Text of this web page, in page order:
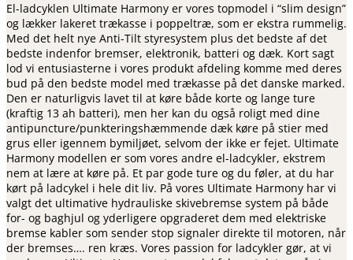
El-ladcyklen Ultimate Harmony er vores topmodel i “slim design”
og lækker lakeret trækasse i poppeltræ, som er ekstra rummelig.
Med det helt nye Anti-Tilt styresystem plus det bedste af det
bedste indenfor bremser, elektronik, batteri og dæk. Kort sagt
lod vi entusiasterne i vores produkt afdeling komme med deres
bud på den bedste model med trækasse på det danske marked.
Den er naturligvis lavet til at køre både korte og lange ture
(kraftig 13 ah batteri), men her kan du også roligt med dine
antipuncture/punkteringshæmmende dæk køre på stier med
grus eller igennem bymiljøet, selvom der ikke er fejet. Ultimate
Harmony modellen er som vores andre el-ladcykler, ekstrem
nem at lære at køre på. Et par gode ture og du føler, at du har
kørt på ladcykel i hele dit liv. På vores Ultimate Harmony har vi
valgt det ultimative hydrauliske skivebremse system på både
for- og baghjul og yderligere opgraderet dem med elektriske
bremse kabler som sender stop signaler direkte til motoren, når
der bremses…. ren kræs. Vores passion for ladcykler gør, at vi